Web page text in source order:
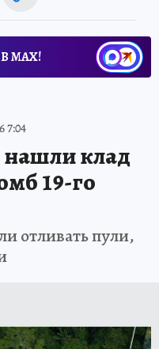
МАХ!
7:04
клад
19-го
отливать пули,